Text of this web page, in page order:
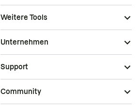
Weitere Tools
Unternehmen
Support
Community